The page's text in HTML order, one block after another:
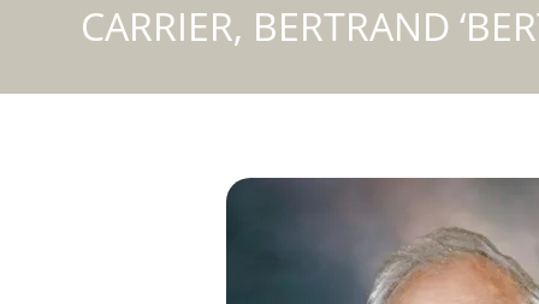
CARRIER, BERTRAND